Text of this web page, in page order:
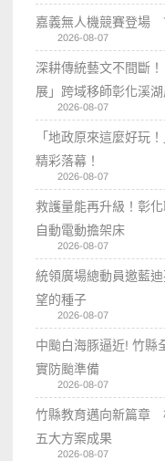
嘉義無人機競賽登場
2026-08-07
深耕傳統藝文不間斷
展」跨域移師彰化溪
2026-08-07
「地政原來這麼好玩
精彩落幕！
2026-08-07
救護量能再升級！彰
自動電動擔架床
2026-08-07
統領廣場總動員邀藍
望的種子
2026-08-07
中颱白海豚逼近! 竹
實防颱準備
2026-08-07
竹縣教育邁向新篇章
五大方案成果
2026-08-07